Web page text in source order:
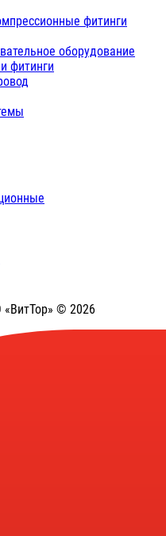
фитинги
оборудование
фитинги
© 2026